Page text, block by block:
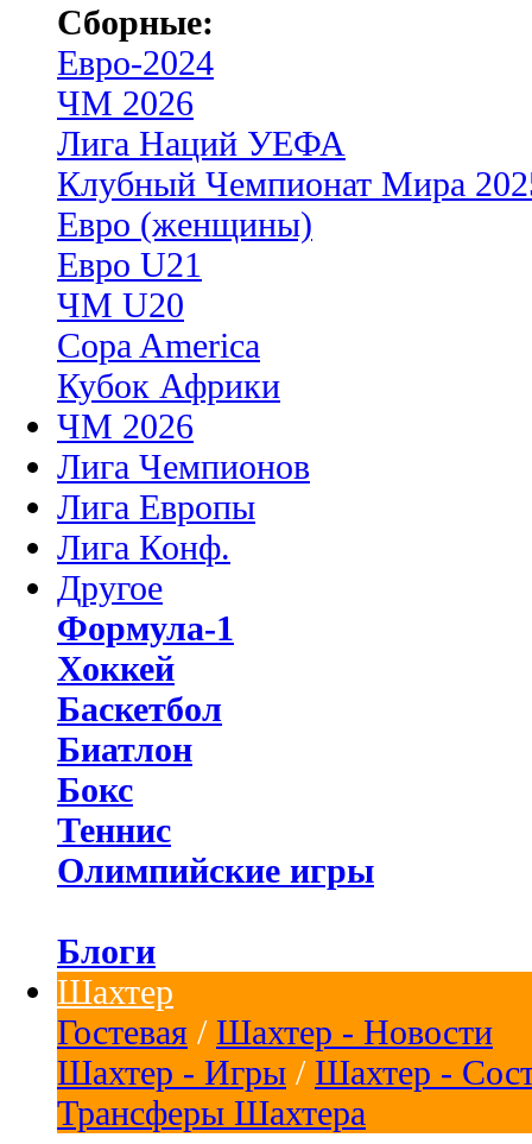
Сборные:
Евро-2024
ЧМ 2026
Лига Наций УЕФА
Клубный Чемпионат Мира
Евро (женщины)
Евро U21
ЧМ U20
Copa America
Кубок Африки
ЧМ 2026
Лига Чемпионов
Лига Европы
Лига Конф.
Другое
Формула-1
Хоккей
Баскетбол
Биатлон
Бокс
Теннис
Олимпийские игры
Блоги
Шахтер
Гостевая / Шахтер - Новости
Шахтер - Игры / Шахтер -
Трансферы Шахтера